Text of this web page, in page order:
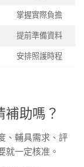
掌握實際負擔
提前準備資料
安排照護時程
助嗎？
、輔具需求、評
就一定核准。